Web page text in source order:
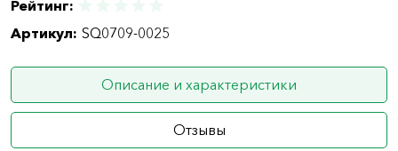
Рейтинг:
Артикул: SQ0709-0025
Описание и характеристики
Отзывы